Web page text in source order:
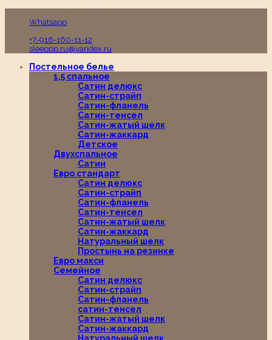
Whatsapp
+7-916-160-11-12
sleeppp.ru@yandex.ru
Постельное белье
1,5 спальное
Сатин делюкс
Сатин-страйп
Сатин-фланель
Сатин-тенсел
Сатин-жатый шелк
Сатин-жаккард
Детское
Двухспальное
Сатин
Евро стандарт
Сатин делюкс
Сатин-страйп
Сатин-фланель
Сатин-тенсел
Сатин-жатый шелк
Сатин-жаккард
Натуральный шелк
Простынь на резинке
Евро макси
Семейное
Сатин делюкс
Сатин-страйп
Сатин-фланель
сатин-тенсел
Сатин-жатый шелк
Сатин-жаккард